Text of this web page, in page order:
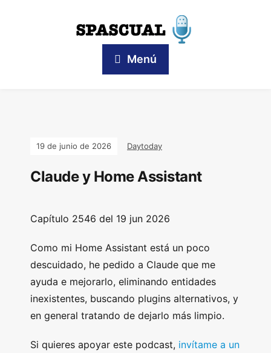
Menú
19 de junio de 2026 Daytoday
Claude y Home Assistant
Capítulo 2546 del 19 jun 2026
Como mi Home Assistant está un poco
descuidado, he pedido a Claude que me
ayuda e mejorarlo, eliminando entidades
inexistentes, buscando plugins alternativos, y
en general tratando de dejarlo más limpio.
Si quieres apoyar este podcast, invítame a un